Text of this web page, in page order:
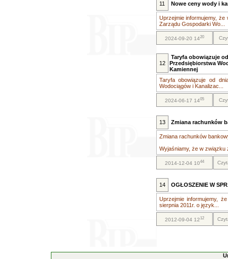
11 Nowe ceny wody i
Uprzejmie informujemy,
Zarządu Gospodarki Wo...
2024-09-20 1420
12
Taryfa obowiązuje
Przedsiębiorstwa
Kamiennej
Taryfa obowiązuje od
Wodociągów i Kanalizac...
2024-06-17 1405
13 Zmiana rachunków
Zmiana rachunków
Wyjaśniamy, że w związku
2014-12-04 1044
14 OGŁOSZENIE W
Uprzejmie informujemy,
sierpnia 2011r. o język...
2012-09-04 1212